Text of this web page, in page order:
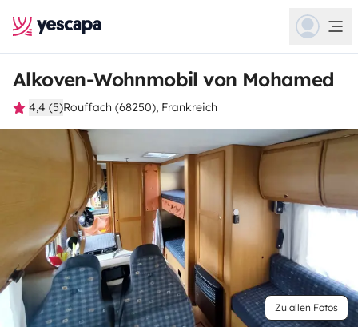
Alkoven-Wohnmobil von Mohamed
4,4 (5)Rouffach (68250), Frankreich
Zu allen Fotos